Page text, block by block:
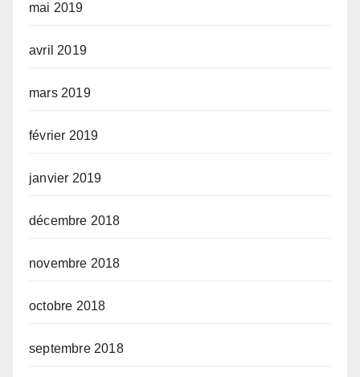
mai 2019
avril 2019
mars 2019
février 2019
janvier 2019
décembre 2018
novembre 2018
octobre 2018
septembre 2018